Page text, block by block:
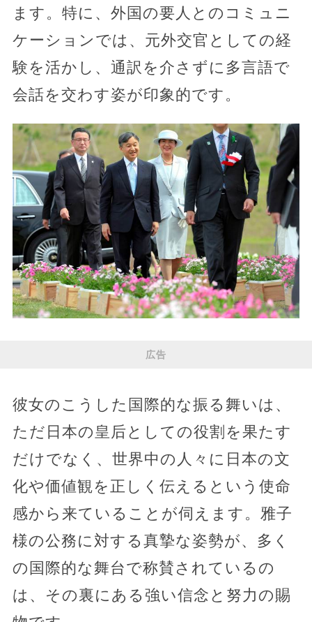
ます。特に、外国の要人とのコミュニ
ケーションでは、元外交官としての経
験を活かし、通訳を介さずに多言語で
会話を交わす姿が印象的です。
広告
彼女のこうした国際的な振る舞いは、
ただ日本の皇后としての役割を果たす
だけでなく、世界中の人々に日本の文
化や価値観を正しく伝えるという使命
感から来ていることが伺えます。雅子
様の公務に対する真摯な姿勢が、多く
の国際的な舞台で称賛されているの
は、その裏にある強い信念と努力の賜